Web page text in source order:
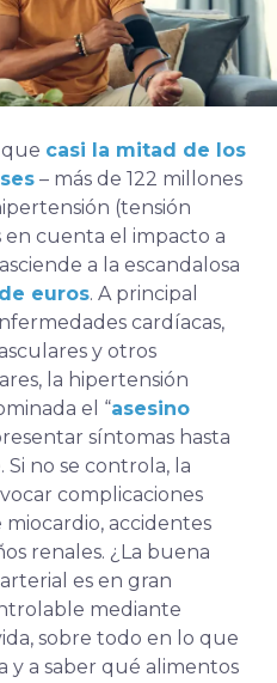
casi la mitad de los
– más de 122 millones
(tensión
en cuenta el impacto a
a la escandalosa
euros. A principal
cardíacas,
y otros
la hipertensión
el “asesino
síntomas hasta
no se controla, la
complicaciones
accidentes
renales. ¿La buena
es en gran
mediante
, sobre todo en lo que
y a saber qué alimentos